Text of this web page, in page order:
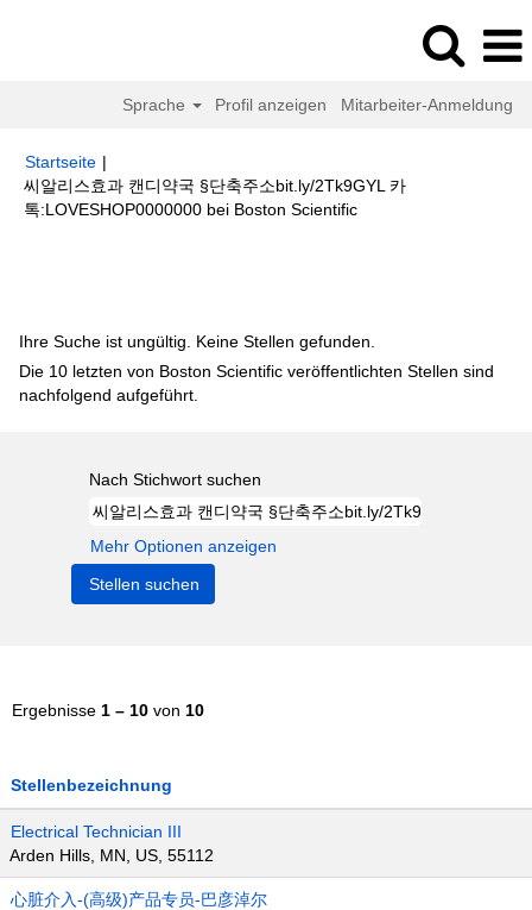
Sprache Profil anzeigen Mitarbeiter-Anmeldung
Startseite |
씨알리스효과 캔디약국 §단축주소bit.ly/2Tk9GYL 카
톡:LOVESHOP0000000 bei Boston Scientific(aktuelle
Ihre Suche ist ungültig. Keine Stellen gefunden.
Die 10 letzten von Boston Scientific veröffentlichten Stellen sind
nachfolgend aufgeführt.
Nach Stichwort suchen
Mehr Optionen anzeigen
Ergebnisse 1 – 10 von 10
Stellenbezeichnung
Electrical Technician III
Arden Hills, MN, US, 55112
心脏介入-(高级)产品专员-巴彦淖尔